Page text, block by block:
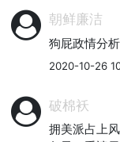
朝鲜廉洁
狗屁政情分
2020-10-26
破棉袄
拥美派占上